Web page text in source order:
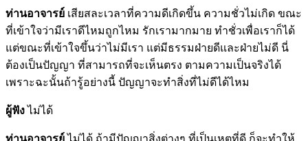
ท่านอาจารย์ เสียสละเวลาที่ความดีเกิดขึ้น ความชั่วไม่เกิด ขณะ
ที่เข้าใจว่ามีเราดีไหมถูกไหม รักเรามากมาย ทำชั่วเพื่อเราก็ได้
แต่ขณะที่เข้าใจขึ้นว่าไม่มีเรา แต่มีธรรมฝ่ายดีและฝ่ายไม่ดี นี่
ต้องเป็นปัญญา ที่สามารถที่จะเห็นตรง ตามความเป็นจริงได้
เพราะฉะนั้นถ้ารู้อย่างนี้ ปัญญาจะทำสิ่งที่ไม่ดีได้ไหม
ผู้ฟังไม่ได้
ท่านอาจารย์ไม่ได้ ถ้ามีปัญญาสิ่งต่างๆ ที่เป็นเหตุที่ดี ก็จะทำให้